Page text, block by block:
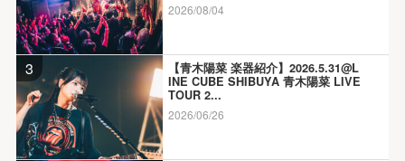
2026/08/04
3
【青木陽菜 楽器紹介】2026.5.31@L
INE CUBE SHIBUYA 青木陽菜 LIVE
TOUR 2...
2026/06/26